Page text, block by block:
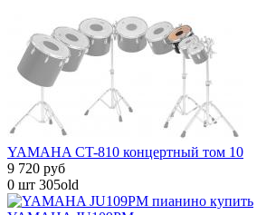
YAMAHA CT-810 концертный том 10
9 720 руб
0 шт 305old